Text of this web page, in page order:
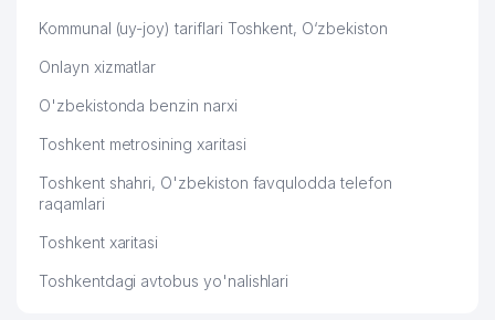
Kommunal (uy-joy) tariflari Toshkent, O‘zbekiston
Onlayn xizmatlar
O'zbekistonda benzin narxi
Toshkent metrosining xaritasi
Toshkent shahri, O'zbekiston favqulodda telefon
raqamlari
Toshkent xaritasi
Toshkentdagi avtobus yo'nalishlari